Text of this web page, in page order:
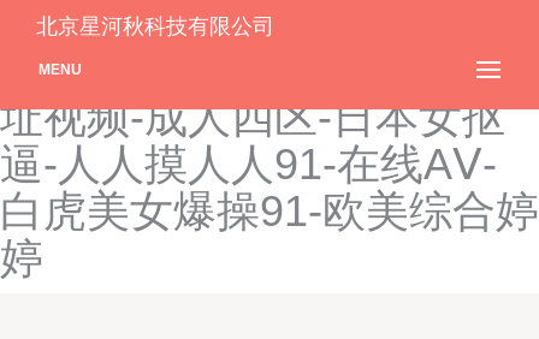
影音先锋伪娘-91一区二区视
频-蜜桃视频在线观看-91网
址视频-成人四区-日本女抠
逼-人人摸人人91-在线AⅤ-
白虎美女爆操91-欧美综合婷
婷
北京星河秋科技有限公司
MENU